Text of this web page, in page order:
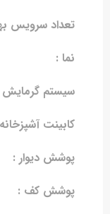
تعداد سرویس
نما :
سیستم
کابینت
پوشش دیوار :
پوشش کف :